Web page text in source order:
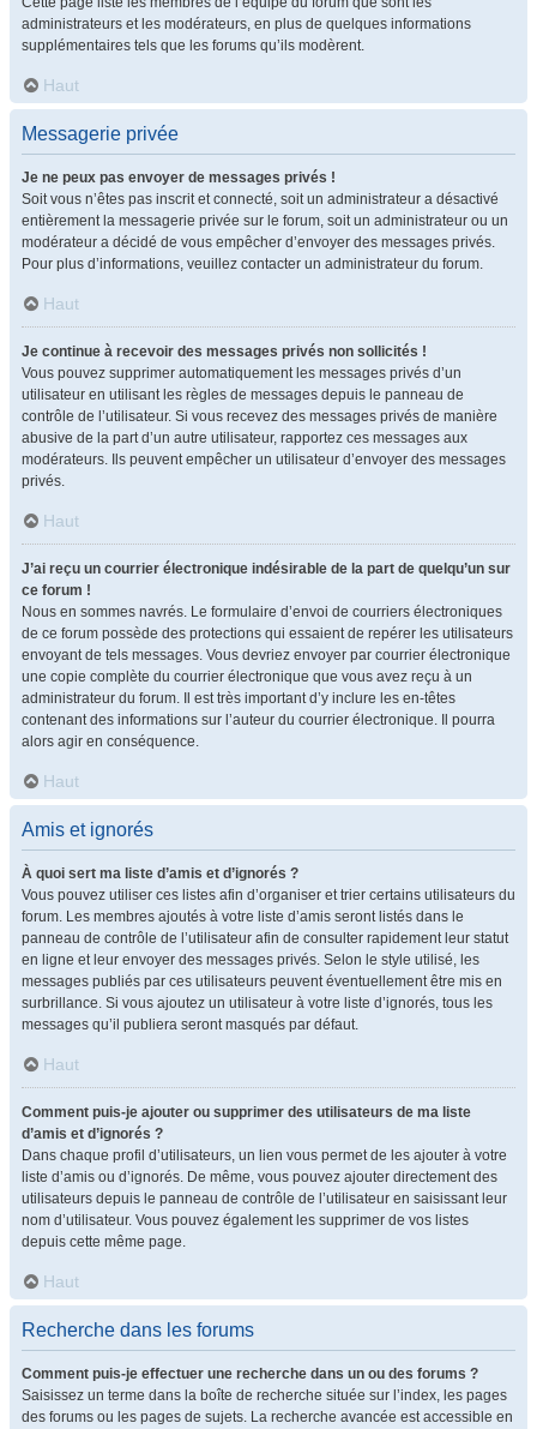
administrateurs et les modérateurs, en plus de quelques informations
supplémentaires tels que les forums qu’ils modèrent.
Haut
Messagerie privée
Je ne peux pas envoyer de messages privés !
Soit vous n’êtes pas inscrit et connecté, soit un administrateur a désactivé
entièrement la messagerie privée sur le forum, soit un administrateur ou un
modérateur a décidé de vous empêcher d’envoyer des messages privés.
Pour plus d’informations, veuillez contacter un administrateur du forum.
Haut
Je continue à recevoir des messages privés non sollicités !
Vous pouvez supprimer automatiquement les messages privés d’un
utilisateur en utilisant les règles de messages depuis le panneau de
contrôle de l’utilisateur. Si vous recevez des messages privés de manière
abusive de la part d’un autre utilisateur, rapportez ces messages aux
modérateurs. Ils peuvent empêcher un utilisateur d’envoyer des messages
privés.
Haut
J’ai reçu un courrier électronique indésirable de la part de quelqu’un sur
ce forum !
Nous en sommes navrés. Le formulaire d’envoi de courriers électroniques
de ce forum possède des protections qui essaient de repérer les utilisateurs
envoyant de tels messages. Vous devriez envoyer par courrier électronique
une copie complète du courrier électronique que vous avez reçu à un
administrateur du forum. Il est très important d’y inclure les en-têtes
contenant des informations sur l’auteur du courrier électronique. Il pourra
alors agir en conséquence.
Haut
Amis et ignorés
À quoi sert ma liste d’amis et d’ignorés ?
Vous pouvez utiliser ces listes afin d’organiser et trier certains utilisateurs du
forum. Les membres ajoutés à votre liste d’amis seront listés dans le
panneau de contrôle de l’utilisateur afin de consulter rapidement leur statut
en ligne et leur envoyer des messages privés. Selon le style utilisé, les
messages publiés par ces utilisateurs peuvent éventuellement être mis en
surbrillance. Si vous ajoutez un utilisateur à votre liste d’ignorés, tous les
messages qu’il publiera seront masqués par défaut.
Haut
Comment puis-je ajouter ou supprimer des utilisateurs de ma liste
d’amis et d’ignorés ?
Dans chaque profil d’utilisateurs, un lien vous permet de les ajouter à votre
liste d’amis ou d’ignorés. De même, vous pouvez ajouter directement des
utilisateurs depuis le panneau de contrôle de l’utilisateur en saisissant leur
nom d’utilisateur. Vous pouvez également les supprimer de vos listes
depuis cette même page.
Haut
Recherche dans les forums
Comment puis-je effectuer une recherche dans un ou des forums ?
Saisissez un terme dans la boîte de recherche située sur l’index, les pages
des forums ou les pages de sujets. La recherche avancée est accessible en